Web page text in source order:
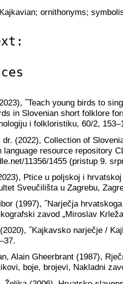
ornithonyms;
˝Teach young birds to
in Slovenian short folklore
i folkloristiku, 60/2,
dr. (2022), Collection of
language resource repository
11356/1455 (pristup 9.
Ptice u poljskoj i
Sveučilišta u Zagrebu,
(1997), ˝Narječja
zavod „Miroslav
˝Kajkavsko narječje /
Alain Gheerbrant (1987),
boje, brojevi, Nakladni